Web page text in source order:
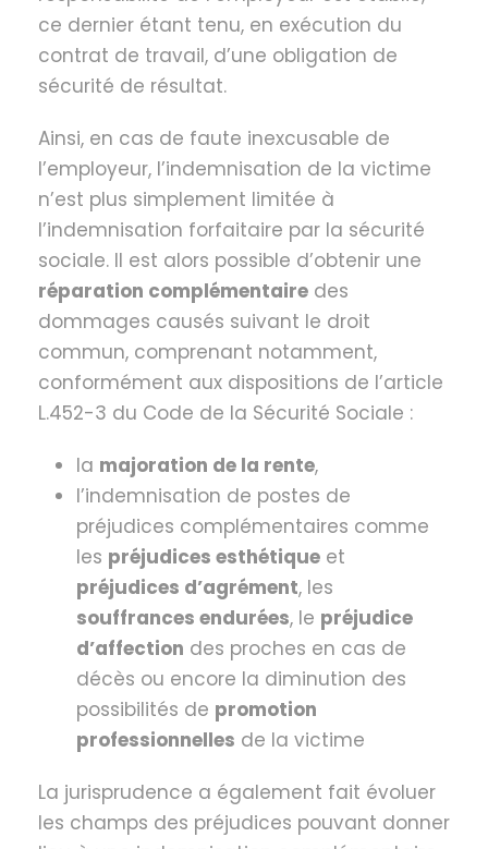
ce dernier étant tenu, en exécution du
contrat de travail, d’une obligation de
sécurité de résultat.
Ainsi, en cas de faute inexcusable de
l’employeur, l’indemnisation de la victime
n’est plus simplement limitée à
l’indemnisation forfaitaire par la sécurité
sociale. Il est alors possible d’obtenir une
réparation complémentaire des
dommages causés suivant le droit
commun, comprenant notamment,
conformément aux dispositions de l’article
L.452-3 du Code de la Sécurité Sociale :
la majoration de la rente,
l’indemnisation de postes de
préjudices complémentaires comme
les préjudices esthétique et
préjudices d’agrément, les
souffrances endurées, le préjudice
d’affection des proches en cas de
décès ou encore la diminution des
possibilités de promotion
professionnelles de la victime
La jurisprudence a également fait évoluer
les champs des préjudices pouvant donner